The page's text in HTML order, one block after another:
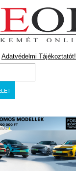
Adatvédelmi Tájékoztatót!